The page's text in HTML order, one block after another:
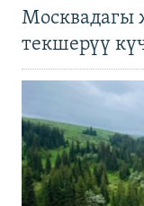
Москвадагы
текшерүү